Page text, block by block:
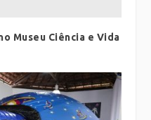
Museu Ciência e Vida